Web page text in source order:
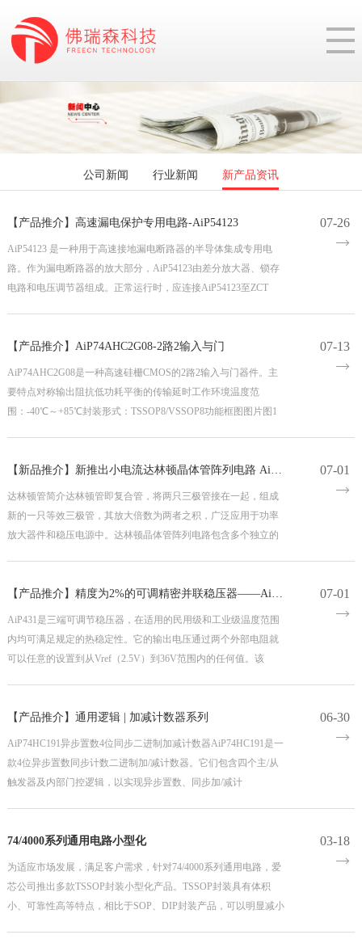
公司新闻 行业新闻 新产品资讯
【产品推介】高速漏电保护专用电路-AiP54123
AiP54123 是一种用于高速接地漏电断路器的半导体集成专用电
路。作为漏电断路器的放大部分，AiP54123由差分放大器、锁存
电路和电压调节器组成。正常运行时，应连接AiP54123至ZCT
07-26
【产品推介】AiP74AHC2G08-2路2输入与门
AiP74AHC2G08是一种高速硅栅CMOS的2路2输入与门器件。主
要特点对称输出阻抗低功耗平衡的传输延时工作环境温度范
围：-40℃～+85℃封装形式：TSSOP8/VSSOP8功能框图图片图1
07-13
达林顿管简介达林顿管即复合管，将两只三极管接在一起，组成
新的一只等效三极管，其放大倍数为两者之积，广泛应用于功率
放大器件和稳压电源中。达林顿晶体管阵列电路包含多个独立的
07-01
AiP431是三端可调节稳压器，在适用的民用级和工业级温度范围
内均可满足规定的热稳定性。它的输出电压通过两个外部电阻就
可以任意的设置到从Vref（2.5V）到36V范围内的任何值。该
07-01
【产品推介】通用逻辑 | 加减计数器系列
AiP74HC191异步置数4位同步二进制加减计数器AiP74HC191是一
款4位异步置数同步计数二进制加/减计数器。它们包含四个主/从
触发器及内部门控逻辑，以实现异步置数、同步加/减计
06-30
74/4000系列通用电路小型化
为适应市场发展，满足客户需求，针对74/4000系列通用电路，爱
芯公司推出多款TSSOP封装小型化产品。TSSOP封装具有体积
小、可靠性高等特点，相比于SOP、DIP封装产品，可以明显减小
03-18